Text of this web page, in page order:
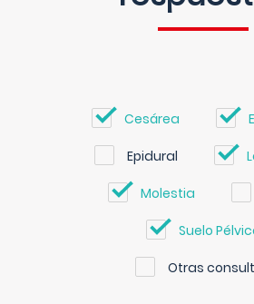
Cesárea
Epidural
Molestia
Suelo
Otras